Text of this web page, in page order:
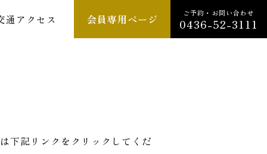
通アクセス 会員専用ページ ご予約・お問い合わせ
0436-52-3111
下記リンクをクリックしてくだ